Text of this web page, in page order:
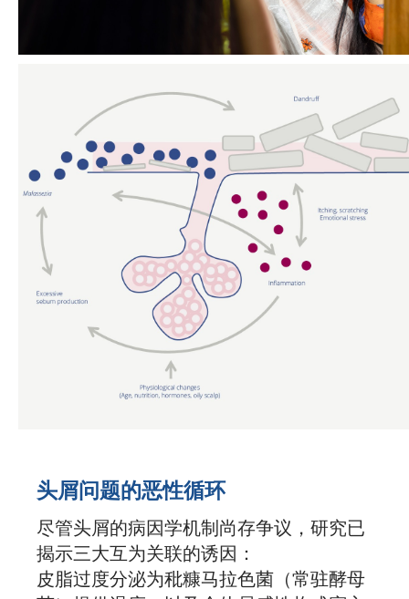
头屑问题的恶性循环
尽管头屑的病因学机制尚存争议，研究已
揭示三大互为关联的诱因：
皮脂过度分泌为秕糠马拉色菌（常驻酵母